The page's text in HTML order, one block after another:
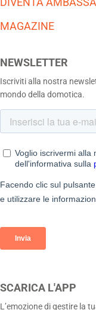
MAGAZINE
NEWSLETTER
Iscriviti alla nostra
mondo della domotica.
SCARICA L'APP
L’emozione di gestire la